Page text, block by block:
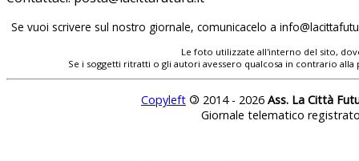
Se vuoi scrivere sul nostro giornale, comunicacelo a
Le foto utilizzate all'interno del sito,
Se i soggetti ritratti o gli autori avessero qualcosa in contrario
Copyleft © 2014 - 2026 Ass. La Città
Giornale telematico